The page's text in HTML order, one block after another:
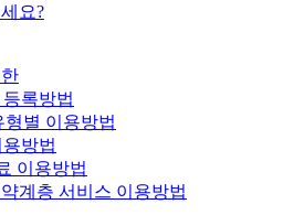
요?
록방법
형별 이용방법
방법
이용방법
계층 서비스 이용방법